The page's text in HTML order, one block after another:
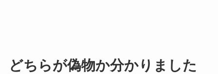
どちらが偽物か分かりました